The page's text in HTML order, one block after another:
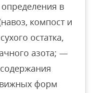
в
компост и
остатка,
азота; —
форм